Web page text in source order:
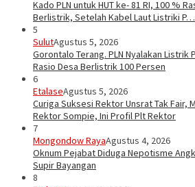
Kado PLN untuk HUT ke- 81 RI, 100 %
Berlistrik, Setelah Kabel Laut Listriki P…
5
SulutAgustus 5, 2026
Gorontalo Terang. PLN Nyalakan Listrik
Rasio Desa Berlistrik 100 Persen
6
EtalaseAgustus 5, 2026
Curiga Suksesi Rektor Unsrat Tak Fair,
Rektor Sompie, Ini Profil Plt Rektor
7
Mongondow RayaAgustus 4, 2026
Oknum Pejabat Diduga Nepotisme
Supir Bayangan
8